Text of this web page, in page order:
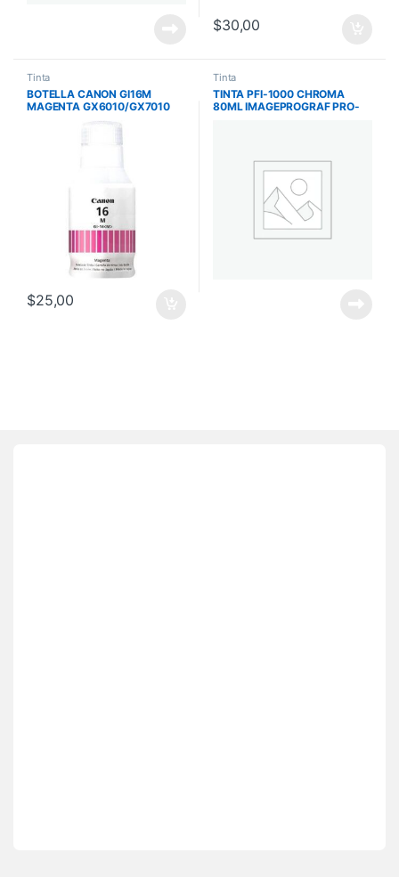
$30,00
Tinta
BOTELLA CANON GI16M
MAGENTA GX6010/GX7010
14000 PAG GI16M
$25,00
Tinta
TINTA PFI-1000 CHROMA
80ML IMAGEPROGRAF PRO-